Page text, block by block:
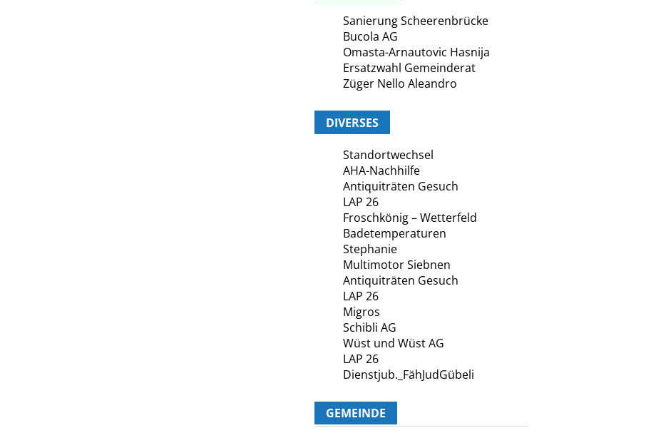
Sanierung Scheerenbrücke
Bucola AG
Omasta-Arnautovic Hasnija
Ersatzwahl Gemeinderat
Züger Nello Aleandro
DIVERSES
Standortwechsel
AHA-Nachhilfe
Antiquiträten Gesuch
LAP 26
Froschkönig – Wetterfeld
Badetemperaturen
Stephanie
Multimotor Siebnen
Antiquiträten Gesuch
LAP 26
Migros
Schibli AG
Wüst und Wüst AG
LAP 26
Dienstjub._FähJudGübeli
GEMEINDE